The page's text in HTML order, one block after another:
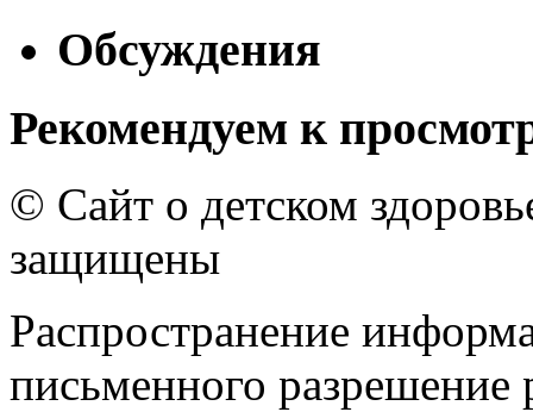
Обсуждения
Рекомендуем к
© Сайт о детском
защищены
Распространение
письменного разрешение